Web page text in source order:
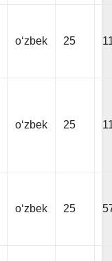
oʻzbek 25
oʻzbek 25
oʻzbek 25